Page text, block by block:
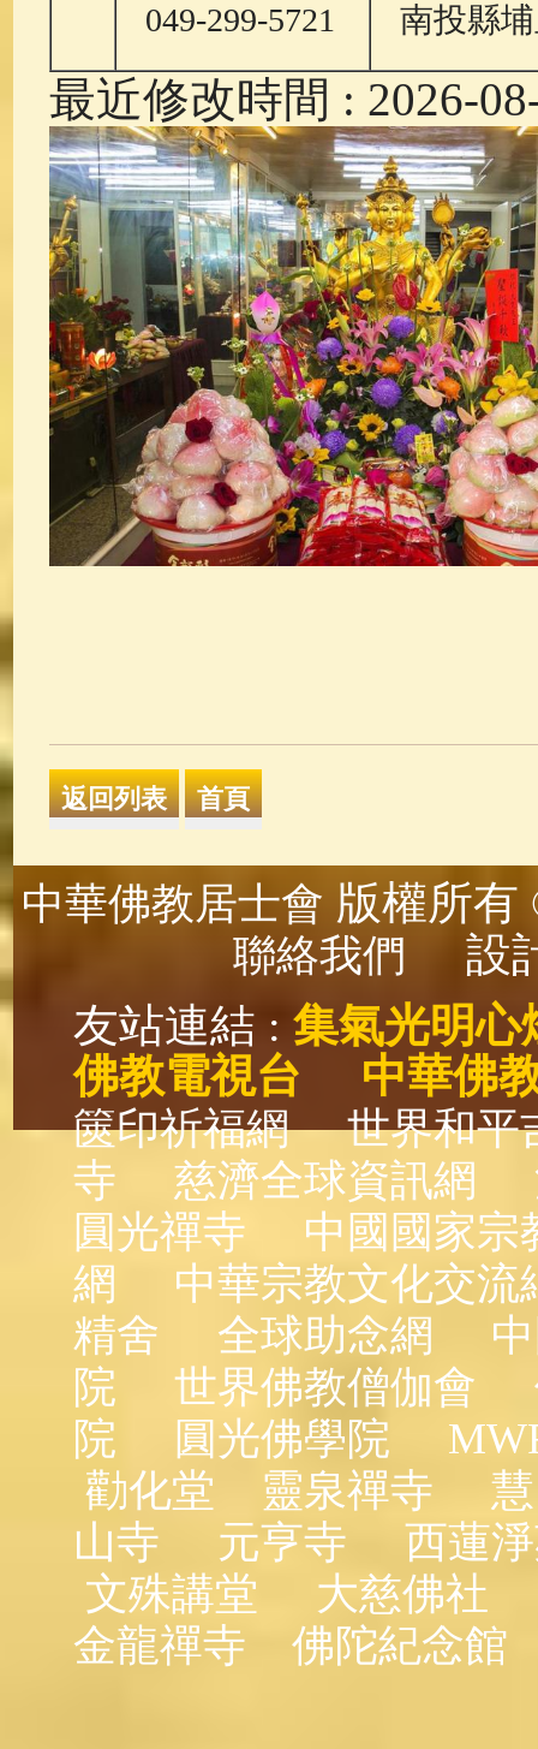
049-299-5721 南投縣
最近修改時間 : 2026-
中華佛教居士會 版權所
聯絡我們
設
友站連結 : 集氣光明心
佛教電視台
中華佛
篋印祈福網
世界和平
寺
慈濟全球資訊網
圓光禪寺
中國國家宗
網
中華宗教文化交流
精舍
全球助念網
院
世界佛教僧伽會
院
圓光佛學院
勸化堂
靈泉禪寺
山寺
元亨寺
西蓮
文殊講堂
大慈佛社
金龍禪寺
佛陀紀念館